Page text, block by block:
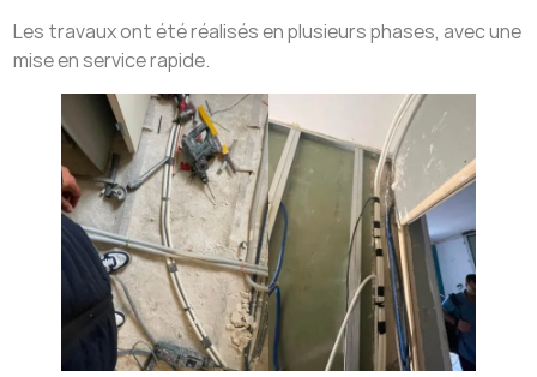
Les travaux ont été réalisés en plusieurs phases, avec une
mise en service rapide.